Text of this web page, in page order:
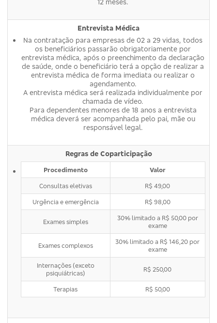
Entrevista Médica
Na contratação para empresas de 02 a 29 vidas, todos
os beneficiários passarão obrigatoriamente por
entrevista médica, após o preenchimento da declaração
de saúde, onde o beneficiário terá a opção de realizar a
entrevista médica de forma imediata ou realizar o
agendamento.
A entrevista médica será realizada individualmente por
chamada de vídeo.
Para dependentes menores de 18 anos a entrevista
médica deverá ser acompanhada pelo pai, mãe ou
responsável legal.
Regras de Coparticipação
Procedimento Valor
Consultas eletivas R$ 49,00
Urgência e emergência R$ 98,00
Exames simples
30% limitado a R$ 50,00 por
exame
Exames complexos
30% limitado a R$ 146,20 por
exame
Internações (exceto
psiquiátricas)
R$ 250,00
Terapias R$ 50,00